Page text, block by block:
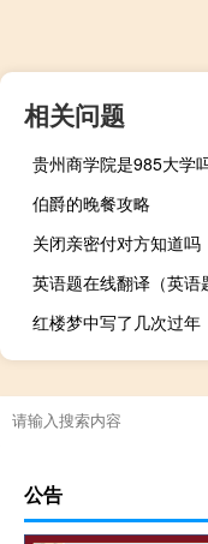
相关问题
贵州商学院是985大学
伯爵的晚餐攻略
关闭亲密付对方知道吗
红楼梦中写了几次过年
公告